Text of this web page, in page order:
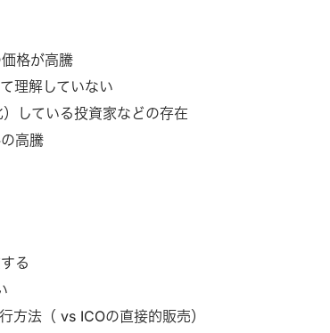
格が高騰
理解していない
している投資家などの存在
高騰
る
方法（ vs ICOの直接的販売）